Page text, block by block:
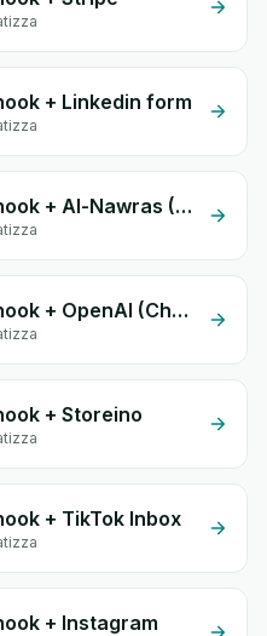
+ Linkedin form
Custom Webhook + Al-Nawras (Nawris)
Custom Webhook + OpenAI (ChatGPT)
+ Storeino
+ TikTok Inbox
+ Instagram